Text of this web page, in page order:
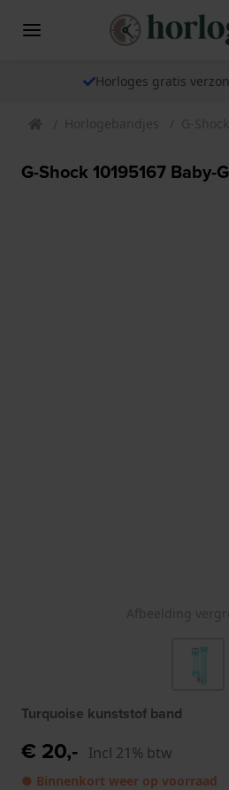
Horloges gratis
Horlogebandjes G-Shock
G-Shock 10195167 Baby-
Afbeelding
Turquoise kunststof band
€ 20,- Incl 21% btw
● Binnenkort weer op voorraad